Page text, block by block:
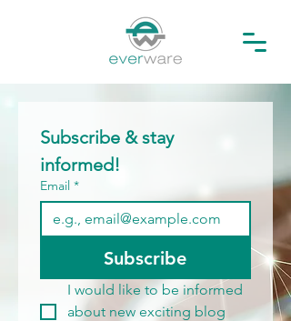
Subscribe & stay
Email *
Subscribe
I would like to be informed
about new exciting blog